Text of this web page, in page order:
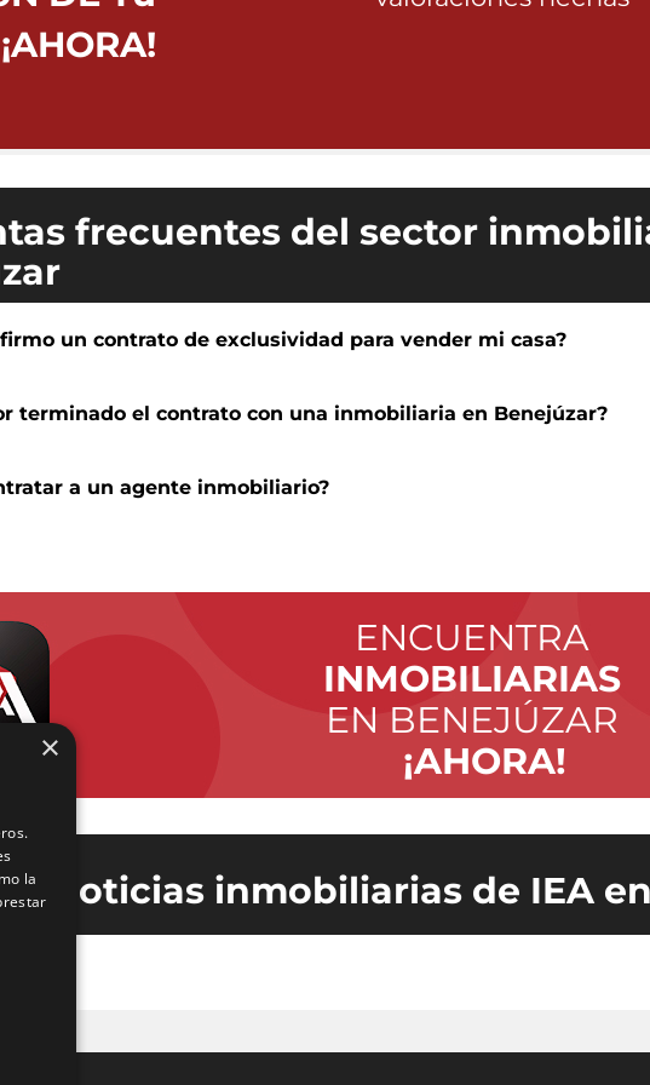
frecuentes del sector
un contrato de exclusividad para vender mi casa?
terminado el contrato con una inmobiliaria en Benejúzar?
a un agente inmobiliario?
ENCUENTRA
INMOBILIARIAS
EN BENEJÚZAR
¡AHORA!
noticias inmobiliarias de IEA
×
la